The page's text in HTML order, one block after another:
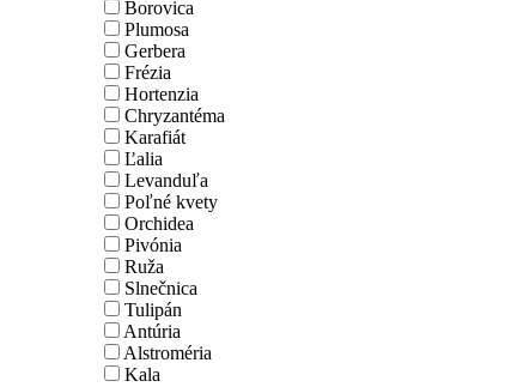
Borovica
Plumosa
Gerbera
Frézia
Hortenzia
Chryzantéma
Karafiát
Ľalia
Levanduľa
Poľné kvety
Orchidea
Pivónia
Ruža
Slnečnica
Tulipán
Antúria
Alstroméria
Kala